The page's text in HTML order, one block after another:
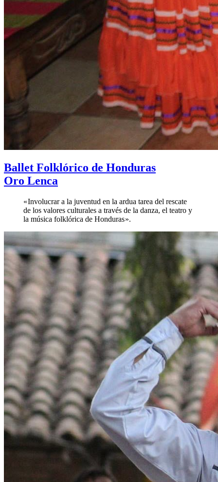
Ballet Folklórico de Honduras
Oro Lenca
« Involucrar a la juventud en la ardua tarea del rescate
de los valores culturales a través de la danza, el teatro y
la música folklórica de Honduras ».